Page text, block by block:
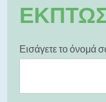
Εισάγετε το όνομά